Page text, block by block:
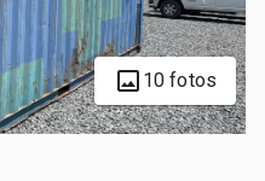
10 fotos